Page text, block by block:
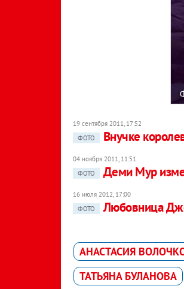
19 сентября 2011, 17:52
ФОТО
Внучке
04 ноября 2011, 11:51
ФОТО
Деми Мур
16 июля 2012, 17:00
ФОТО
Любовница
АНАСТАСИЯ
ТАТЬЯНА БУЛАНОВА